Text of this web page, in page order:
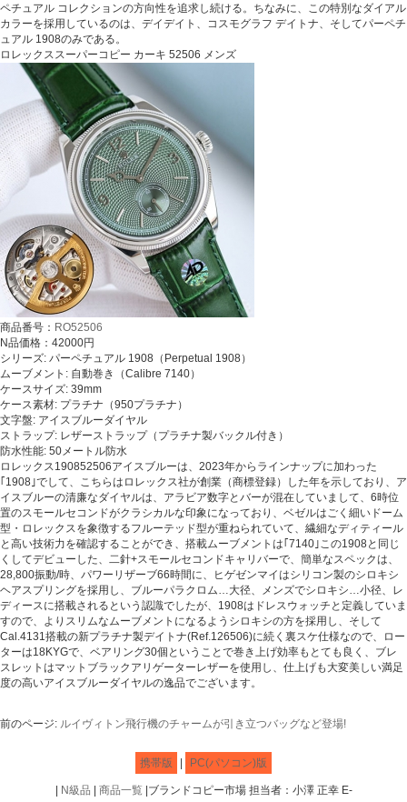
ペチュアル コレクションの方向性を追求し続ける。ちなみに、この特別なダイアル
カラーを採用しているのは、デイデイト、コスモグラフ デイトナ、そしてパーペチ
ュアル 1908のみである。
ロレックススーパーコピー カーキ 52506 メンズ
商品番号： RO52506
N品価格：42000円
シリーズ: パーペチュアル 1908（Perpetual 1908）
ムーブメント: 自動巻き（Calibre 7140）
ケースサイズ: 39mm
ケース素材: プラチナ（950プラチナ）
文字盤: アイスブルーダイヤル
ストラップ: レザーストラップ（プラチナ製バックル付き）
防水性能: 50メートル防水
ロレックス190852506アイスブルーは、2023年からラインナップに加わった
｢1908｣でして、こちらはロレックス社が創業（商標登録）した年を示しており、ア
イスブルーの清廉なダイヤルは、アラビア数字とバーが混在していまして、6時位
置のスモールセコンドがクラシカルな印象になっており、ベゼルはごく細いドーム
型・ロレックスを象徴するフルーテッド型が重ねられていて、繊細なディティール
と高い技術力を確認することができ、搭載ムーブメントは｢7140｣この1908と同じ
くしてデビューした、二針+スモールセコンドキャリバーで、簡単なスペックは、
28,800振動/時、パワーリザーブ66時間に、ヒゲゼンマイはシリコン製のシロキシ
ヘアスプリングを採用し、ブルーパラクロム…大径、メンズでシロキシ…小径、レ
ディースに搭載されるという認識でしたが、1908はドレスウォッチと定義していま
すので、よりスリムなムーブメントになるようシロキシの方を採用し、そして
Cal.4131搭載の新プラチナ製デイトナ(Ref.126506)に続く裏スケ仕様なので、ロー
ターは18KYGで、ベアリング30個ということで巻き上げ効率もとても良く、ブレ
スレットはマットブラックアリゲーターレザーを使用し、仕上げも大変美しい満足
度の高いアイスブルーダイヤルの逸品でございます。
前のページ: ルイヴィトン飛行機のチャームが引き立つバッグなど登場!
携帯版 PC(パソコン)版
N級品 商品一覧|ブランドコピー市場 担当者：小澤 正幸 E-